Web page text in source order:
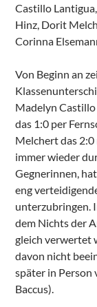
Castillo
Hinz, Dorit
Corinna
Von Beginn an
Madelyn Castillo
das 1:0 per
Melchert das 2:0
immer wieder
Gegnerinnen,
eng
unterzubringen.
dem Nichts der
gleich verwertet
davon nicht
später in Person
Baccus).